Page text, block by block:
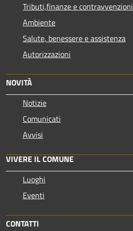
Tributi,finanze e contravvenzioni
Ambiente
Salute, benessere e assistenza
Autorizzazioni
NOVITÀ
Notizie
Comunicati
Avvisi
VIVERE IL COMUNE
Luoghi
Eventi
CONTATTI